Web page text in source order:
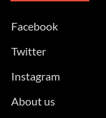
Facebook
Twitter
Instagram
About us